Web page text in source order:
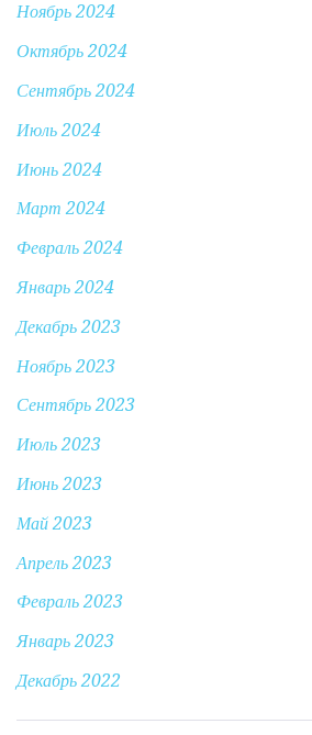
Ноябрь 2024
Октябрь 2024
Сентябрь 2024
Июль 2024
Июнь 2024
Март 2024
Февраль 2024
Январь 2024
Декабрь 2023
Ноябрь 2023
Сентябрь 2023
Июль 2023
Июнь 2023
Май 2023
Апрель 2023
Февраль 2023
Январь 2023
Декабрь 2022